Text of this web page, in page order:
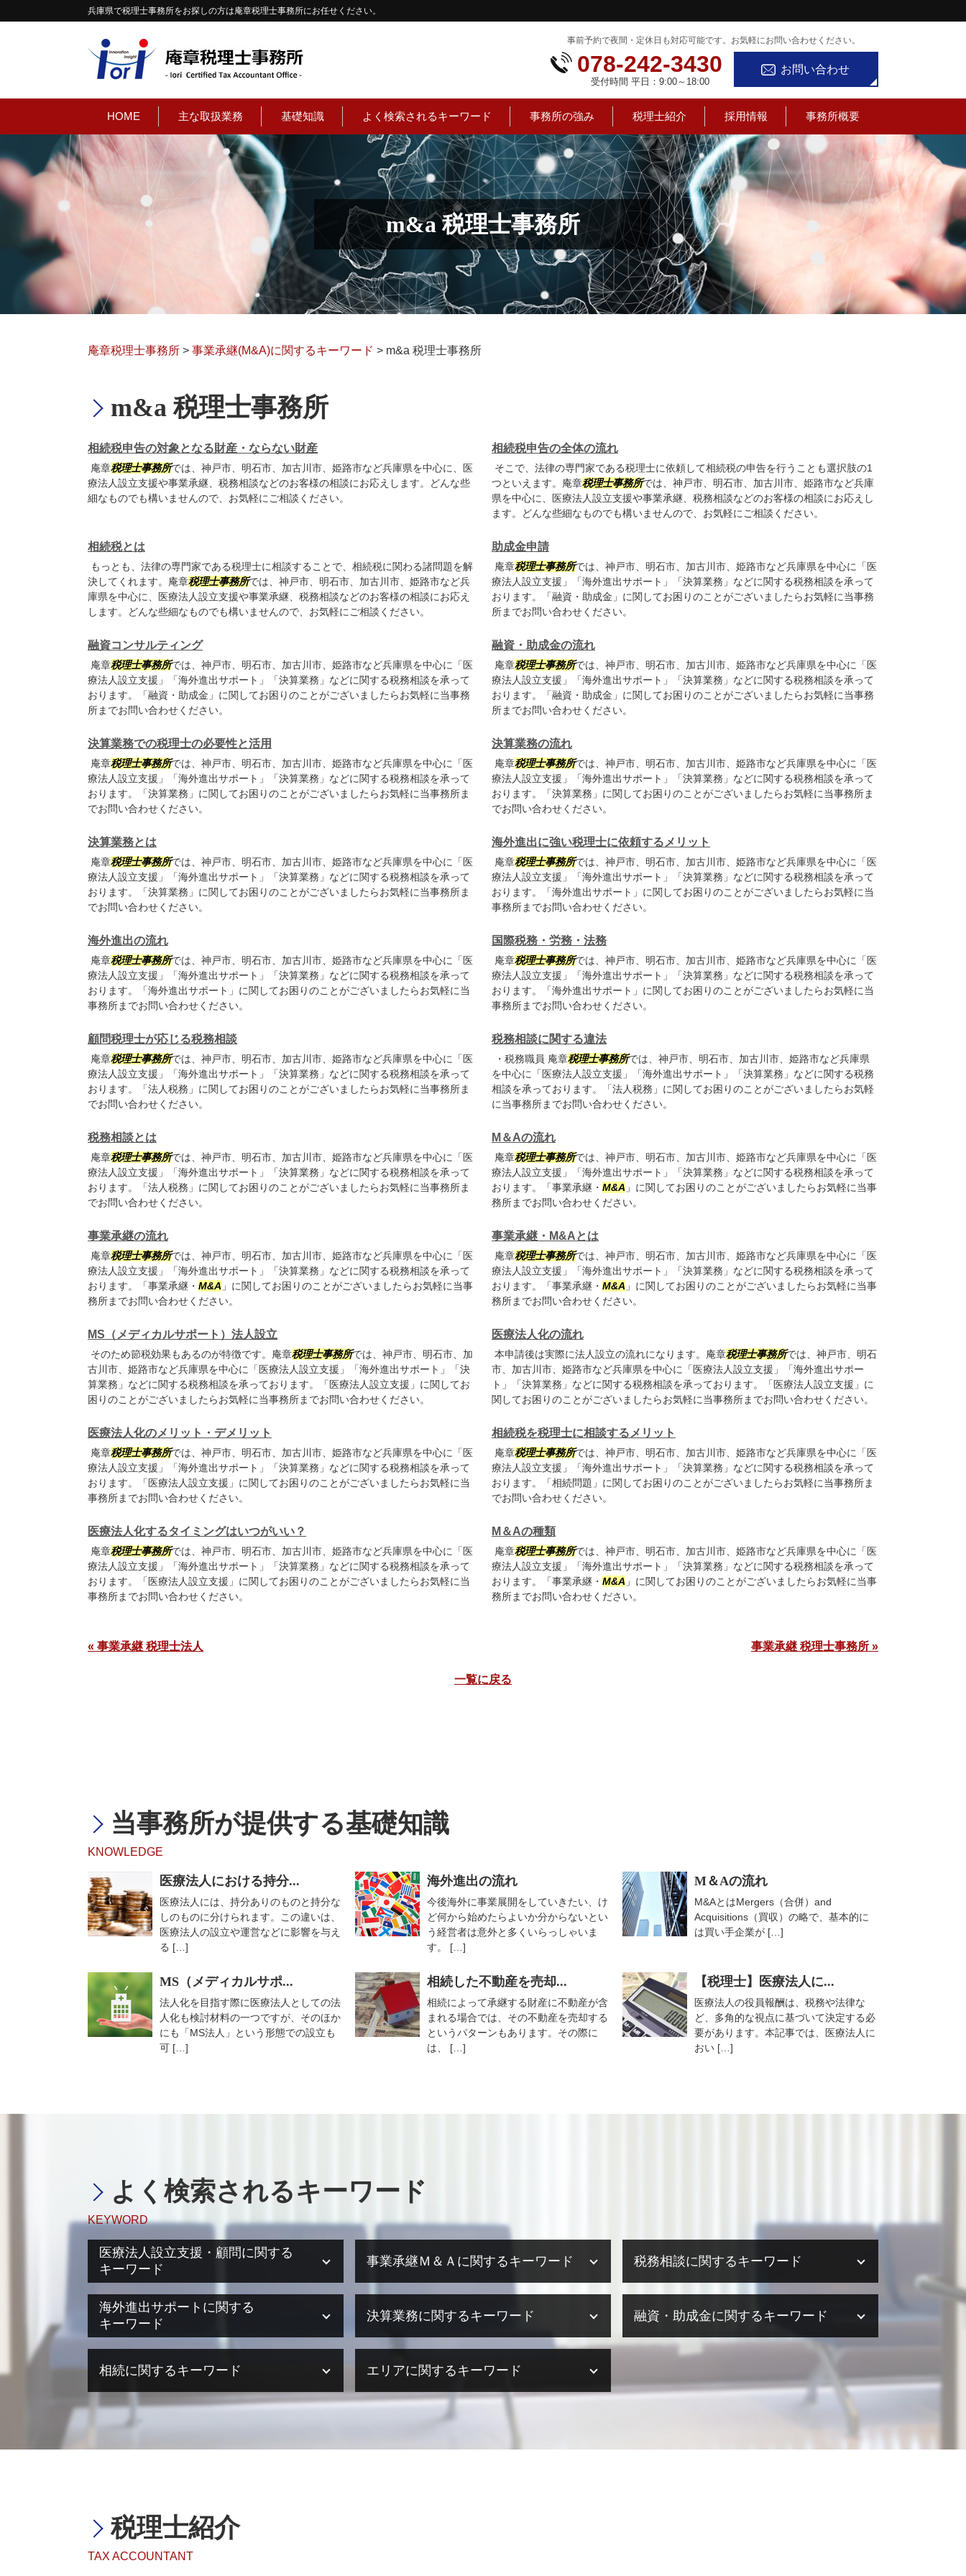
m&a 税理士事務所
兵庫県で税理士事務所をお探しの方は庵章税理士事務所にお任せください。
事前予約で夜間・定休日も対応可能です。お気軽にお問い合わせください。
078-242-3430
受付時間 平日：9:00～18:00
お問い合わせ
HOME 主な取扱業務 基礎知識 よく検索されるキーワード 事務所の強み 税理士紹介 採用情報 事務所概要
庵章税理士事務所 > 事業承継(M&A)に関するキーワード > m&a 税理士事務所
m&a 税理士事務所
相続税申告の対象となる財産・ならない財産
庵章税理士事務所では、神戸市、明石市、加古川市、姫路市など兵庫県を中心に、医
療法人設立支援や事業承継、税務相談などのお客様の相談にお応えします。どんな些
細なものでも構いませんので、お気軽にご相談ください。
相続税申告の全体の流れ
そこで、法律の専門家である税理士に依頼して相続税の申告を行うことも選択肢の1
つといえます。庵章税理士事務所では、神戸市、明石市、加古川市、姫路市など兵庫
県を中心に、医療法人設立支援や事業承継、税務相談などのお客様の相談にお応えし
ます。どんな些細なものでも構いませんので、お気軽にご相談ください。
相続税とは
もっとも、法律の専門家である税理士に相談することで、相続税に関わる諸問題を解
決してくれます。庵章税理士事務所では、神戸市、明石市、加古川市、姫路市など兵
庫県を中心に、医療法人設立支援や事業承継、税務相談などのお客様の相談にお応え
します。どんな些細なものでも構いませんので、お気軽にご相談ください。
助成金申請
庵章税理士事務所では、神戸市、明石市、加古川市、姫路市など兵庫県を中心に「医
療法人設立支援」「海外進出サポート」「決算業務」などに関する税務相談を承って
おります。「融資・助成金」に関してお困りのことがございましたらお気軽に当事務
所までお問い合わせください。
融資コンサルティング
庵章税理士事務所では、神戸市、明石市、加古川市、姫路市など兵庫県を中心に「医
療法人設立支援」「海外進出サポート」「決算業務」などに関する税務相談を承って
おります。「融資・助成金」に関してお困りのことがございましたらお気軽に当事務
所までお問い合わせください。
融資・助成金の流れ
庵章税理士事務所では、神戸市、明石市、加古川市、姫路市など兵庫県を中心に「医
療法人設立支援」「海外進出サポート」「決算業務」などに関する税務相談を承って
おります。「融資・助成金」に関してお困りのことがございましたらお気軽に当事務
所までお問い合わせください。
決算業務での税理士の必要性と活用
庵章税理士事務所では、神戸市、明石市、加古川市、姫路市など兵庫県を中心に「医
療法人設立支援」「海外進出サポート」「決算業務」などに関する税務相談を承って
おります。「決算業務」に関してお困りのことがございましたらお気軽に当事務所ま
でお問い合わせください。
決算業務の流れ
庵章税理士事務所では、神戸市、明石市、加古川市、姫路市など兵庫県を中心に「医
療法人設立支援」「海外進出サポート」「決算業務」などに関する税務相談を承って
おります。「決算業務」に関してお困りのことがございましたらお気軽に当事務所ま
でお問い合わせください。
決算業務とは
庵章税理士事務所では、神戸市、明石市、加古川市、姫路市など兵庫県を中心に「医
療法人設立支援」「海外進出サポート」「決算業務」などに関する税務相談を承って
おります。「決算業務」に関してお困りのことがございましたらお気軽に当事務所ま
でお問い合わせください。
海外進出に強い税理士に依頼するメリット
庵章税理士事務所では、神戸市、明石市、加古川市、姫路市など兵庫県を中心に「医
療法人設立支援」「海外進出サポート」「決算業務」などに関する税務相談を承って
おります。「海外進出サポート」に関してお困りのことがございましたらお気軽に当
事務所までお問い合わせください。
海外進出の流れ
庵章税理士事務所では、神戸市、明石市、加古川市、姫路市など兵庫県を中心に「医
療法人設立支援」「海外進出サポート」「決算業務」などに関する税務相談を承って
おります。「海外進出サポート」に関してお困りのことがございましたらお気軽に当
事務所までお問い合わせください。
国際税務・労務・法務
庵章税理士事務所では、神戸市、明石市、加古川市、姫路市など兵庫県を中心に「医
療法人設立支援」「海外進出サポート」「決算業務」などに関する税務相談を承って
おります。「海外進出サポート」に関してお困りのことがございましたらお気軽に当
事務所までお問い合わせください。
顧問税理士が応じる税務相談
庵章税理士事務所では、神戸市、明石市、加古川市、姫路市など兵庫県を中心に「医
療法人設立支援」「海外進出サポート」「決算業務」などに関する税務相談を承って
おります。「法人税務」に関してお困りのことがございましたらお気軽に当事務所ま
でお問い合わせください。
税務相談に関する違法
・税務職員 庵章税理士事務所では、神戸市、明石市、加古川市、姫路市など兵庫県
を中心に「医療法人設立支援」「海外進出サポート」「決算業務」などに関する税務
相談を承っております。「法人税務」に関してお困りのことがございましたらお気軽
に当事務所までお問い合わせください。
税務相談とは
庵章税理士事務所では、神戸市、明石市、加古川市、姫路市など兵庫県を中心に「医
療法人設立支援」「海外進出サポート」「決算業務」などに関する税務相談を承って
おります。「法人税務」に関してお困りのことがございましたらお気軽に当事務所ま
でお問い合わせください。
M＆Aの流れ
庵章税理士事務所では、神戸市、明石市、加古川市、姫路市など兵庫県を中心に「医
療法人設立支援」「海外進出サポート」「決算業務」などに関する税務相談を承って
おります。「事業承継・ M&A 」に関してお困りのことがございましたらお気軽に当事
務所までお問い合わせください。
事業承継の流れ
庵章税理士事務所では、神戸市、明石市、加古川市、姫路市など兵庫県を中心に「医
療法人設立支援」「海外進出サポート」「決算業務」などに関する税務相談を承って
おります。「事業承継・ M&A 」に関してお困りのことがございましたらお気軽に当事
務所までお問い合わせください。
事業承継・M&Aとは
庵章税理士事務所では、神戸市、明石市、加古川市、姫路市など兵庫県を中心に「医
療法人設立支援」「海外進出サポート」「決算業務」などに関する税務相談を承って
おります。「事業承継・ M&A 」に関してお困りのことがございましたらお気軽に当事
務所までお問い合わせください。
MS（メディカルサポート）法人設立
そのため節税効果もあるのが特徴です。庵章税理士事務所では、神戸市、明石市、加
古川市、姫路市など兵庫県を中心に「医療法人設立支援」「海外進出サポート」「決
算業務」などに関する税務相談を承っております。「医療法人設立支援」に関してお
困りのことがございましたらお気軽に当事務所までお問い合わせください。
医療法人化の流れ
本申請後は実際に法人設立の流れになります。庵章税理士事務所では、神戸市、明石
市、加古川市、姫路市など兵庫県を中心に「医療法人設立支援」「海外進出サポー
ト」「決算業務」などに関する税務相談を承っております。「医療法人設立支援」に
関してお困りのことがございましたらお気軽に当事務所までお問い合わせください。
医療法人化のメリット・デメリット
庵章税理士事務所では、神戸市、明石市、加古川市、姫路市など兵庫県を中心に「医
療法人設立支援」「海外進出サポート」「決算業務」などに関する税務相談を承って
おります。「医療法人設立支援」に関してお困りのことがございましたらお気軽に当
事務所までお問い合わせください。
相続税を税理士に相談するメリット
庵章税理士事務所では、神戸市、明石市、加古川市、姫路市など兵庫県を中心に「医
療法人設立支援」「海外進出サポート」「決算業務」などに関する税務相談を承って
おります。「相続問題」に関してお困りのことがございましたらお気軽に当事務所ま
でお問い合わせください。
医療法人化するタイミングはいつがいい？
庵章税理士事務所では、神戸市、明石市、加古川市、姫路市など兵庫県を中心に「医
療法人設立支援」「海外進出サポート」「決算業務」などに関する税務相談を承って
おります。「医療法人設立支援」に関してお困りのことがございましたらお気軽に当
事務所までお問い合わせください。
M＆Aの種類
庵章税理士事務所では、神戸市、明石市、加古川市、姫路市など兵庫県を中心に「医
療法人設立支援」「海外進出サポート」「決算業務」などに関する税務相談を承って
おります。「事業承継・ M&A 」に関してお困りのことがございましたらお気軽に当事
務所までお問い合わせください。
« 事業承継 税理士法人 事業承継 税理士事務所 »
一覧に戻る
当事務所が提供する基礎知識
KNOWLEDGE
医療法人における持分...
医療法人には、持分ありのものと持分な
しのものに分けられます。この違いは、
医療法人の設立や運営などに影響を与え
る […]
海外進出の流れ
今後海外に事業展開をしていきたい、け
ど何から始めたらよいか分からないとい
う経営者は意外と多くいらっしゃいま
す。 […]
M＆Aの流れ
M&AとはMergers（合併）and
Acquisitions（買収）の略で、基本的に
は買い手企業が […]
MS（メディカルサポ...
法人化を目指す際に医療法人としての法
人化も検討材料の一つですが、そのほか
にも「MS法人」という形態での設立も
可 […]
相続した不動産を売却...
相続によって承継する財産に不動産が含
まれる場合では、その不動産を売却する
というパターンもあります。その際に
は、 […]
【税理士】医療法人に...
医療法人の役員報酬は、税務や法律な
ど、多角的な視点に基づいて決定する必
要があります。本記事では、医療法人に
おい […]
よく検索されるキーワード
KEYWORD
医療法人設立支援・顧問に関する
キーワード
医療法人設立 大阪府
医療法人設立 申請
医療法人設立 兵庫県
奈良県 医療法人設立
医療法人設立 必要書類
医療法人設立 要件
事業計画書 とは
医療法人設立 登録免許税
医療法人化 タイミング
事業承継Ｍ＆Ａに関するキーワード
事業承継税制 特例措置 デメリット
事業承継税制 メリット デメリット
事業承継 融資
事業承継 メリット
税務相談に関するキーワード
税務相談 費用
税務相談 相場
税務相談 法人
税務相談 大阪
海外進出サポートに関する
キーワード
海外進出支援 事業
海外進出 飲食店
海外進出 企業
海外進出 注意点
海外進出 税
海外進出 it企業
海外進出 意味
決算業務に関するキーワード
決算業務 時期
決算業務 内容
決算業務 税理士
融資・助成金に関するキーワード
融資 メリット
助成金 税
相続に関するキーワード
相続税 遺留分
相続税 誰に相談
相続税 節税 生前
相続税 不動産
相続税 法定相続分
エリアに関するキーワード
海外進出サポート 大阪府
税理士紹介
TAX ACCOUNTANT